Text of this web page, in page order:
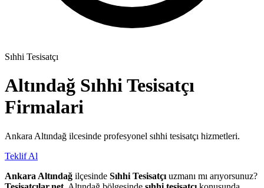
Sıhhi Tesisatçı
Altındağ Sıhhi Tesisatçı
Firmalari
Ankara Altındağ ilcesinde profesyonel sıhhi tesisatçı hizmetleri.
Teklif Al
Ankara Altındağ ilçesinde Sıhhi Tesisatçı uzmanı mı arıyorsunuz?